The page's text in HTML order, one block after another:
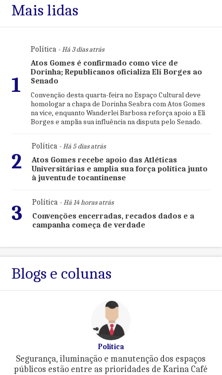
Mais lidas
1
Política- Há 3 dias atrás
Atos Gomes é confirmado como vice de
Dorinha; Republicanos oficializa Eli Borges ao
Senado
Convenção desta quarta-feira no Espaço Cultural deve
homologar a chapa de Dorinha Seabra com Atos Gomes
na vice, enquanto Wanderlei Barbosa reforça apoio a Eli
Borges e amplia sua influência na disputa pelo Senado.
2
Política- Há 5 dias atrás
Atos Gomes recebe apoio das Atléticas
Universitárias e amplia sua força política junto
à juventude tocantinense
3 Política- Há 14 horas atrás
Convenções encerradas, recados dados e a
campanha começa de verdade
Blogs e colunas
Política
Segurança, iluminação e manutenção dos espaços
públicos estão entre as prioridades de Karina Café